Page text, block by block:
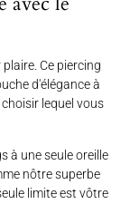
Ce piercing
d'élégance à
lequel vous
à une seule oreille
nôtre superbe
limite est vôtre